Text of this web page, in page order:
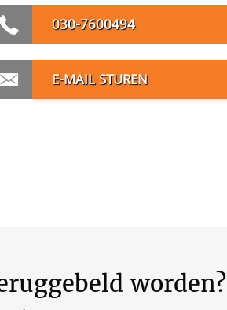
030-7600494
E-MAIL STUREN
worden?